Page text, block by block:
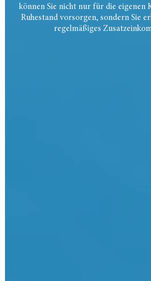
können Sie nicht nur für die eigenen
Ruhestand vorsorgen, sondern Sie
regelmäßiges